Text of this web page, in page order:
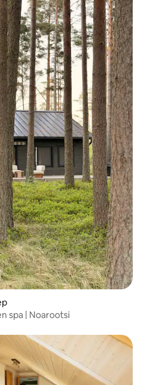
spa | Noarootsi